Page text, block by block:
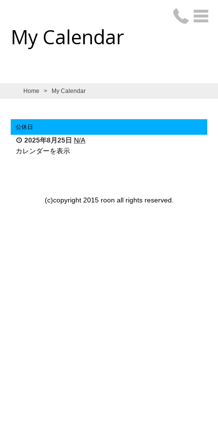
My Calendar
Home > My Calendar
公休日
2025年8月25日 N/A
カレンダーを表示
(c)copyright 2015 roon all rights reserved.